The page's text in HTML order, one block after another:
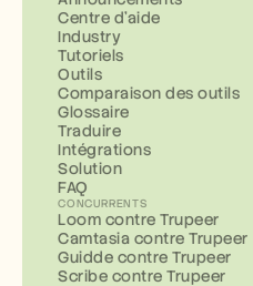
Centre d'aide
Industry
Tutoriels
Outils
Comparaison des outils
Glossaire
Traduire
Intégrations
Solution
FAQ
CONCURRENTS
Loom contre Trupeer
Camtasia contre Trupeer
Guidde contre Trupeer
Scribe contre Trupeer